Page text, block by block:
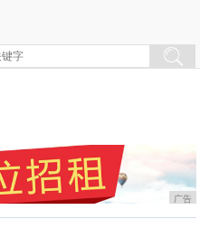
广告